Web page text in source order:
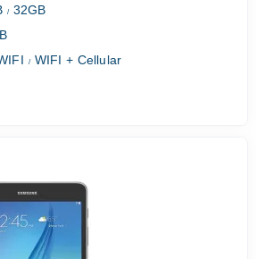
/ 32GB
/WIFI + Cellular